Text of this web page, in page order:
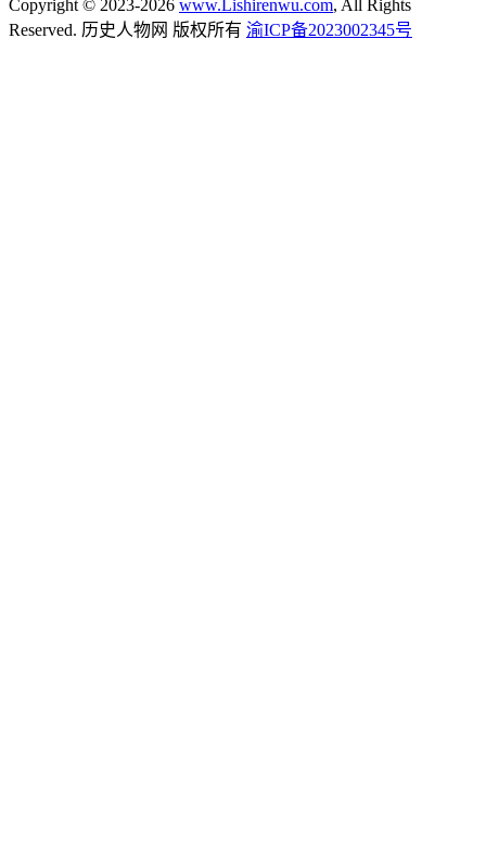
Copyright © 2023-2026 www.Lishirenwu.com, All Rights
Reserved. 历史人物网 版权所有 渝ICP备2023002345号